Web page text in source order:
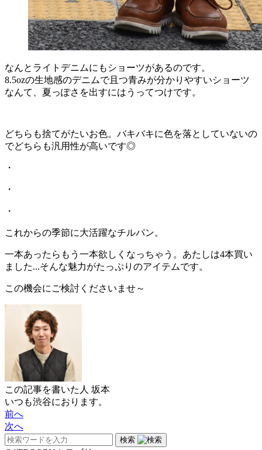
なんとライトデニムにもショーツがあるのです。
8.5ozの生地感のデニムで且つ青みが分かりやすいショーツ
なんて、夏っぽさを出すにはうってつけです。
どちらも捨てがたいお色。バキバキに色を落としていないの
でどちらも汎用性が高いです◎
・
・
・
これからの季節に大活躍なチルパン。
一本あったらもう一本欲しくなっちゃう。あたしは4本買い
ました...そんな魅力がたっぷりのアイテムです。
この機会にご検討くださいませ～
この記事を書いた人 坂本
いつも渋谷におります。
前へ
次へ
検索